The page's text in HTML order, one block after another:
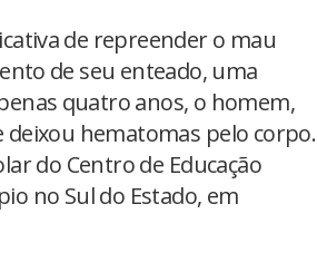
de repreender o mau
de seu enteado, uma
quatro anos, o homem,
deixou hematomas pelo corpo.
do Centro de Educação
no Sul do Estado, em